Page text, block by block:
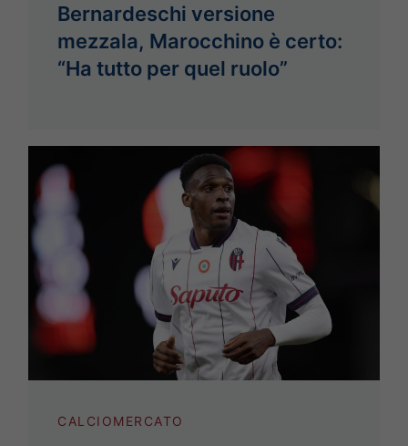
Bernardeschi versione
mezzala, Marocchino è certo:
“Ha tutto per quel ruolo”
CALCIOMERCATO